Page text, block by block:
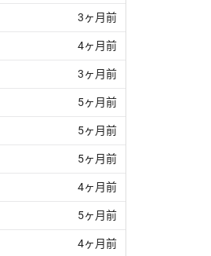
3ヶ月前
4ヶ月前
3ヶ月前
5ヶ月前
5ヶ月前
5ヶ月前
4ヶ月前
5ヶ月前
4ヶ月前